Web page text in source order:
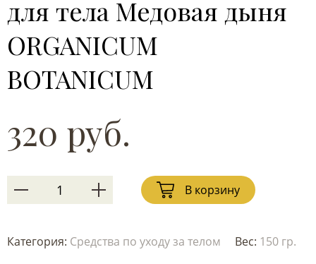
для тела Медовая дыня
ORGANICUM
BOTANICUM
320 руб.
В корзину
Категория: Средства по уходу за телом Вес: 150 гр.